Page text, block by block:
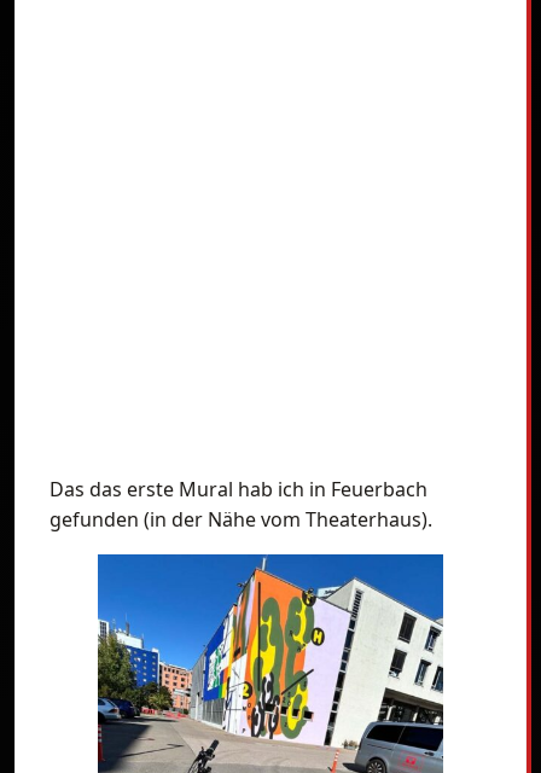
Das das erste Mural hab ich in Feuerbach
gefunden (in der Nähe vom Theaterhaus).